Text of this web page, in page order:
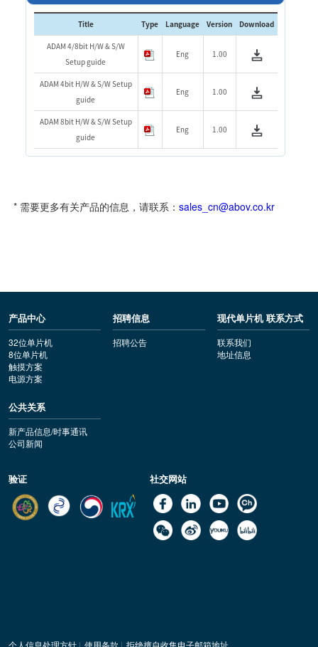
Title Type Language Version Download
ADAM 4/8bit H/W & S/W
Setup guide
Eng 1.00
ADAM 4bit H/W & S/W Setup
guide
Eng 1.00
ADAM 8bit H/W & S/W Setup
guide
Eng 1.00
* 需要更多有关产品的信息，请联系： sales_cn@abov.co.kr
产品中心
32位单片机
8位单片机
触摸方案
电源方案
招聘信息
招聘公告
现代单片机 联系方式
联系我们
地址信息
公共关系
新产品信息/时事通讯
公司新闻
验证 社交网站
个人信息处理方针| 使用条款 | 拒绝擅自收集电子邮箱地址